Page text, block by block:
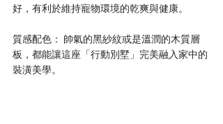
好，有利於維持寵物環境的乾爽與健康。
質感配色： 帥氣的黑紗紋或是溫潤的木質層
板，都能讓這座「行動別墅」完美融入家中的
裝潢美學。